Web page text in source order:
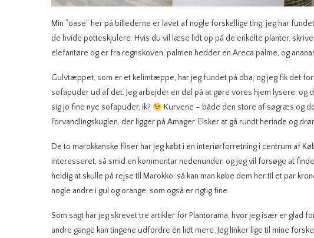
Min “oase” her på billederne er lavet af nogle forskellige ting, jeg har
de hvide potteskjulere. Hvis du vil læse lidt op på de enkelte planter,
elefantøre og er fra regnskoven, palmen hedder en Areca palme, og
Gulvtæppet, som er et kelimtæppe, har jeg fundet på dba, og jeg fik det
sofapuder ud af det. Jeg arbejder en del på at gøre vores hjem lysere, og
sig jo fine nye sofapuder, ik?
Kurvene – både den store af søgræs og
Forvandlingskuglen, der ligger på Amager. Elsker at gå rundt herinde og
De to marokkanske fliser har jeg købt i en interiørforretning i centrum af
interesseret, så smid en kommentar nedenunder, og jeg vil forsøge at
heldig at skulle på rejse til Marokko, så kan man købe dem her til et par
nogle andre i gul og orange, som også er rigtig fine.
Som sagt har jeg skrevet tre artikler for Plantorama, hvor jeg især er glad
andre gange kan tingene udfordre én lidt mere. Jeg linker lige til mine